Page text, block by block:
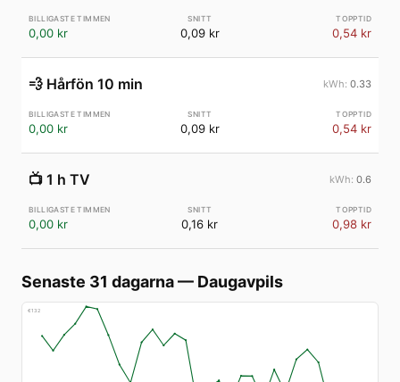
0,00 kr 0,09 kr 0,54 kr
💨 Hårfön 10 min 0.33
0,00 kr 0,09 kr 0,54 kr
📺 1 h TV 0.6
0,00 kr 0,16 kr 0,98 kr
Senaste 31 dagarna— Daugavpils
€132